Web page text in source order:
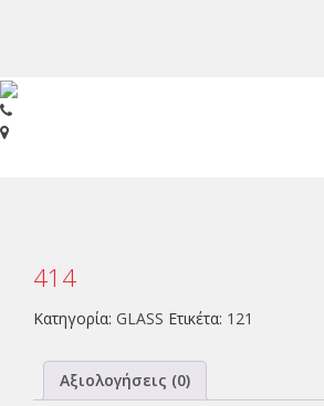
414
Κατηγορία: GLASS Ετικέτα: 121
Αξιολογήσεις (0)